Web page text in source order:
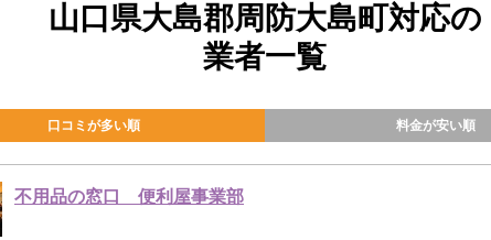
山口県大島郡周防大島町対応の
業者一覧
口コミが多い順 料金が安い順
不用品の窓口 便利屋事業部